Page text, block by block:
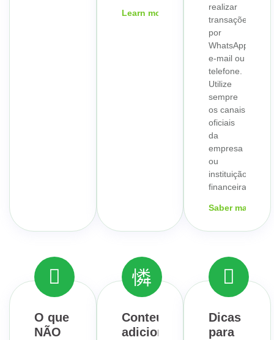
Learn more
realizar
transações
por
WhatsApp,
e-mail ou
telefone.
Utilize
sempre
os canais
oficiais
da
empresa
ou
instituição
financeira.
Saber mais
O que
NÃO
Conteúdo
adicional:
Dicas
para